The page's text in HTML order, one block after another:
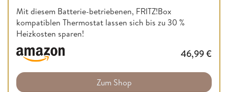
Mit diesem Batterie-betriebenen, FRITZ!Box
kompatiblen Thermostat lassen sich bis zu 30 %
Heizkosten sparen!
46,99€
Zum Shop